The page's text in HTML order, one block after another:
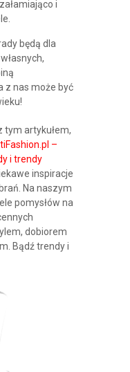
i
będą dla
z nas może być
tym artykułem,
–
i trendy
inspiracje
Na naszym
pomysłów na
dobiorem
Bądź trendy i